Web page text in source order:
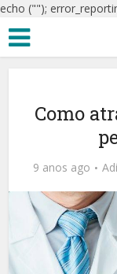
echo ("");
Como
9 anos ago